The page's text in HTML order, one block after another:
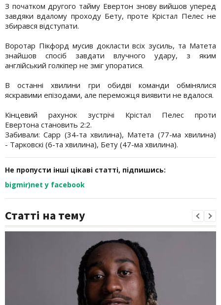
З початком другого тайму Евертон знову вийшов уперед
завдяки вдалому проходу Бету, проте Крістал Пелес не
збирався відступати.
Воротар Пікфорд мусив докласти всіх зусиль, та Матета
знайшов спосіб завдати влучного удару, з яким
англійський голкіпер не зміг упоратися.
В останні хвилини гри обидві команди обмінялися
яскравими епізодами, але переможця виявити не вдалося.
Кінцевий рахунок зустрічі Крістал Пелес проти
Евертона становить 2:2.
Забивали: Сарр (34-та хвилина), Матета (77-ма хвилина)
- Тарковскі (6-та хвилина), Бету (47-ма хвилина).
Не пропусти інші цікаві статті, підпишись:
bigmir)net у facebook
Статті на тему